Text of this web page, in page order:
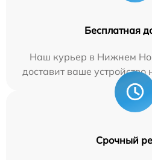
Бесплатная
Наш курьер в Нижнем
доставит ваше устройство
Срочный